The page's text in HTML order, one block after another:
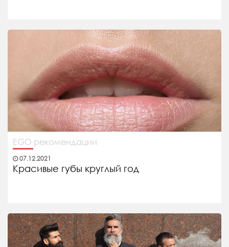
EGO рекомендации
07.12.2021
Красивые губы круглый год